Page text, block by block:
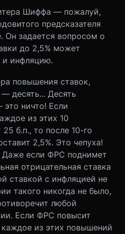
Шиффа — пожалуй,
предсказателя
Он задается вопросом о
до 2,5% может
и инфляцию.
повышения ставок,
десять... Десять
ничто! Если
из этих 10
б.п., то после 10-го
2,5%. Это чепуха!
Даже если ФРС поднимет
отрицательная ставка
ставкой с инфляцией не
такого никогда не было,
любой
Если ФРС повысит
каждое из этих повышений